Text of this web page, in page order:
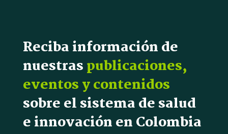
Reciba información de
nuestraspublicaciones,
eventos y contenidos
sobre el sistema de salud
e innovación en Colombia